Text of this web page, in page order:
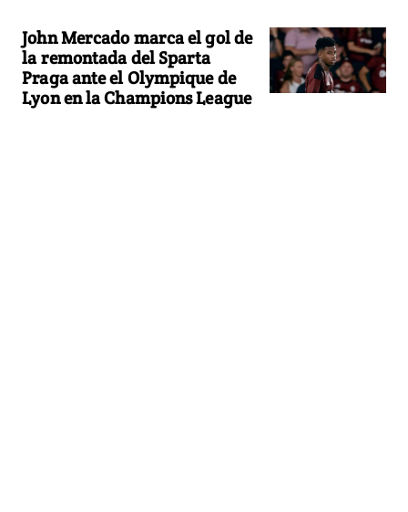
John Mercado marca el gol de
la remontada del Sparta
Praga ante el Olympique de
Lyon en la Champions League